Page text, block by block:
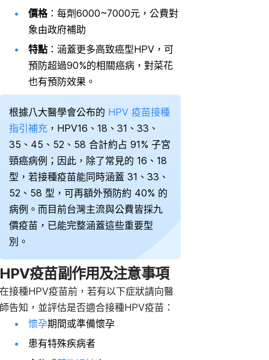
價格：每劑6000~7000元，公費對
象由政府補助
特點：涵蓋更多高致癌型HPV，可
預防超過90%的相關癌病，對菜花
也有預防效果。
根據八大醫學會公布的 HPV 疫苗接種
指引補充，HPV16、18、31、33、
35、45、52、58 合計約占 91% 子宮
頸癌病例；因此，除了常見的 16、18
型，若接種疫苗能同時涵蓋 31、33、
52、58 型，可再額外預防約 40% 的
病例。而目前台灣主流與公費皆採九
價疫苗，已能完整涵蓋這些重要型
別。
疫苗副作用及注意事項
接種HPV疫苗前，若有以下症狀請向醫
告知，並評估是否適合接種HPV疫苗：
懷孕期間或準備懷孕
患有特殊疾病者